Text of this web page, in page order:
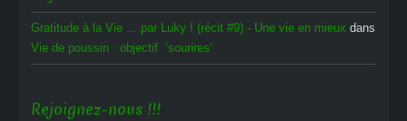
Gratitude à la Vie ... par Luky ! (récit #9) - Une vie en mieux dans
Vie de poussin : objectif ‘sourires’
Rejoignez-nous !!!